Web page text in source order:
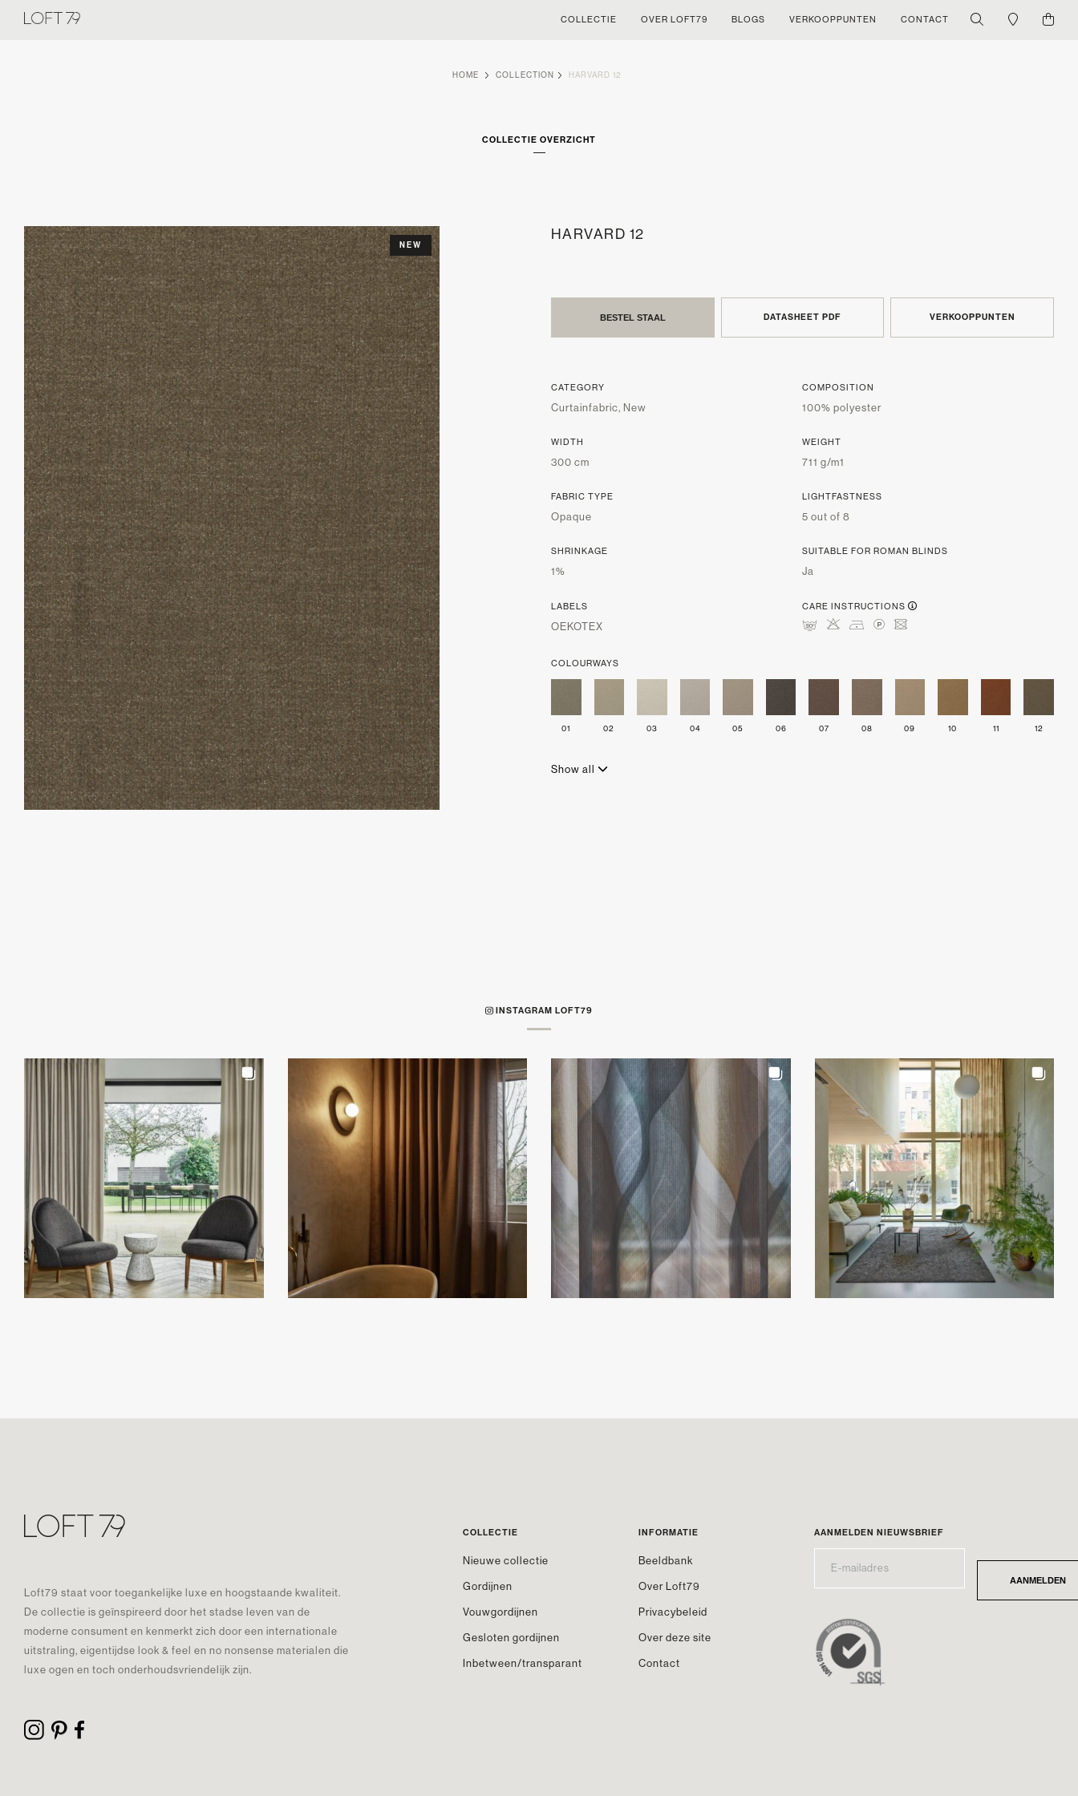
COLLECTIE OVER LOFT79 BLOGS VERKOOPPUNTEN CONTACT
HOME COLLECTION HARVARD 12
COLLECTIE OVERZICHT
NEW
HARVARD 12
BESTEL STAAL DATASHEET PDF VERKOOPPUNTEN
CATEGORY
Curtainfabric, New
COMPOSITION
100% polyester
WIDTH
300 cm
WEIGHT
711 g/m1
FABRIC TYPE
Opaque
LIGHTFASTNESS
5 out of 8
SHRINKAGE
1%
SUITABLE FOR ROMAN BLINDS
Ja
LABELS
OEKOTEX
CARE INSTRUCTIONS
mHDLU
COLOURWAYS
01 02 03 04 05 06 07 08 09 10 11 12
Show all
INSTAGRAM LOFT79
Loft79 staat voor toegankelijke luxe en hoogstaande kwaliteit.
De collectie is geïnspireerd door het stadse leven van de
moderne consument en kenmerkt zich door een internationale
uitstraling, eigentijdse look & feel en no nonsense materialen die
luxe ogen en toch onderhoudsvriendelijk zijn.
COLLECTIE
Nieuwe collectie
Gordijnen
Vouwgordijnen
Gesloten gordijnen
Inbetween/transparant
INFORMATIE
Beeldbank
Over Loft79
Privacybeleid
Over deze site
Contact
AANMELDEN NIEUWSBRIEF
AANMELDEN